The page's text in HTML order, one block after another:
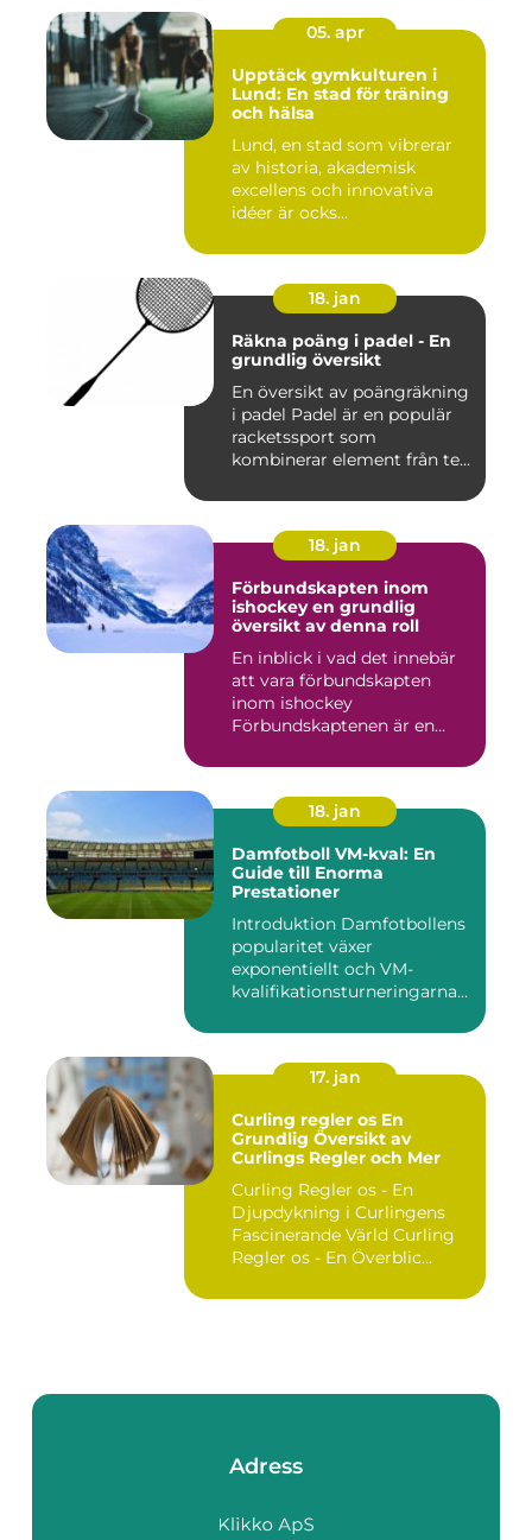
05. apr
Upptäck gymkulturen i
Lund: En stad för träning
och hälsa
Lund, en stad som vibrerar
av historia, akademisk
excellens och innovativa
idéer är ocks...
18. jan
Räkna poäng i padel - En
grundlig översikt
En översikt av poängräkning
i padel Padel är en populär
racketssport som
kombinerar element från te...
18. jan
Förbundskapten inom
ishockey en grundlig
översikt av denna roll
En inblick i vad det innebär
att vara förbundskapten
inom ishockey
Förbundskaptenen är en
18. jan
Damfotboll VM-kval: En
Guide till Enorma
Prestationer
Introduktion Damfotbollens
popularitet växer
exponentiellt och VM-
kvalifikationsturneringarna
17. jan
Curling regler os En
Grundlig Översikt av
Curlings Regler och Mer
Curling Regler os - En
Djupdykning i Curlingens
Fascinerande Värld Curling
Regler os - En Överblic...
Adress